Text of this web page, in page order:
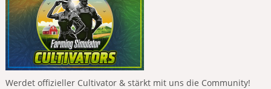
Werdet offizieller Cultivator & stärkt mit uns die Community!